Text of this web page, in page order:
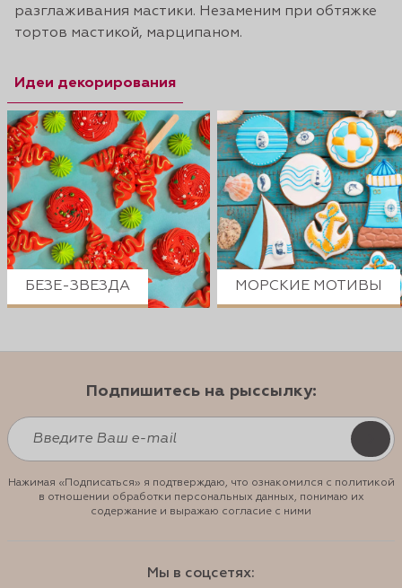
разглаживания мастики. Незаменим при обтяжке
тортов мастикой, марципаном.
Идеи декорирования
БЕЗЕ-ЗВЕЗДА МОРСКИЕ МОТИВЫ
Подпишитесь на рыссылку:
Нажимая «Подписаться» я подтверждаю, что ознакомился с политикой
в отношении обработки персональных данных, понимаю их
содержание и выражаю согласие с ними
Мы в соцсетях: